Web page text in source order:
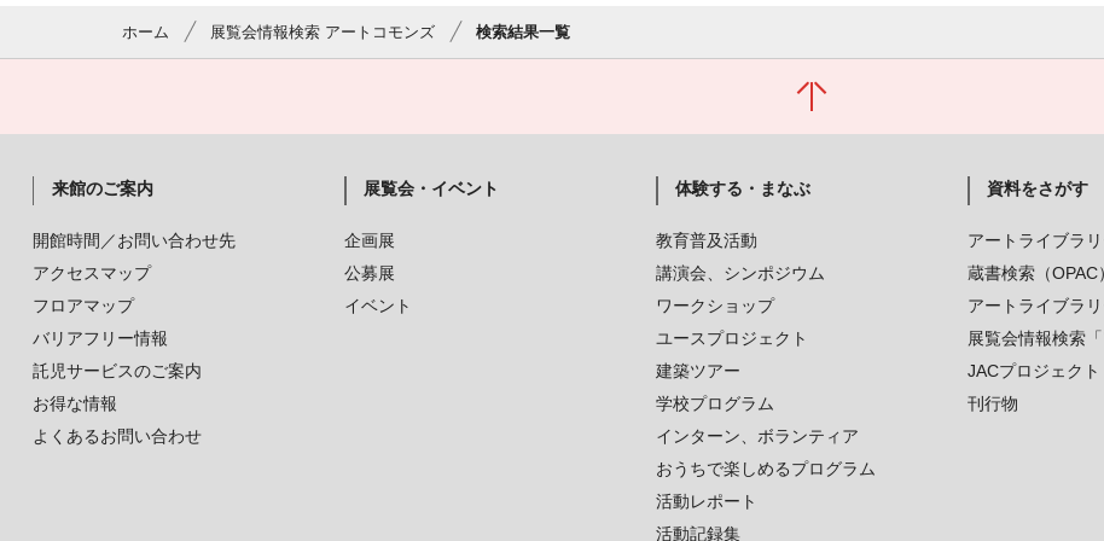
ホーム 展覧会情報検索 アートコモンズ 検索結果一覧
来館のご案内
開館時間／お問い合わせ先
アクセスマップ
フロアマップ
バリアフリー情報
託児サービスのご案内
お得な情報
よくあるお問い合わせ
展覧会・イベント
企画展
公募展
イベント
体験する・まなぶ
教育普及活動
講演会、シンポジウム
ワークショップ
ユースプロジェクト
建築ツアー
学校プログラム
インターン、ボランティア
おうちで楽しめるプログラム
活動レポート
活動記録集
資料をさがす
アートライブラ
蔵書検索（OPAC）
アートライブラ
展覧会情報検索
JACプロジェクト
刊行物